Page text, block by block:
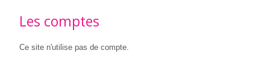
Les comptes
Ce site n'utilise pas de compte.